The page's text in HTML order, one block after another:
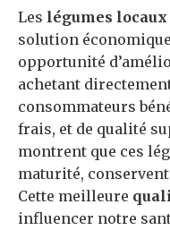
Les légumes locaux
solution
opportunité
achetant
consommateurs
frais, et de qualité
montrent que ces
maturité,
Cette meilleure
influencer notre